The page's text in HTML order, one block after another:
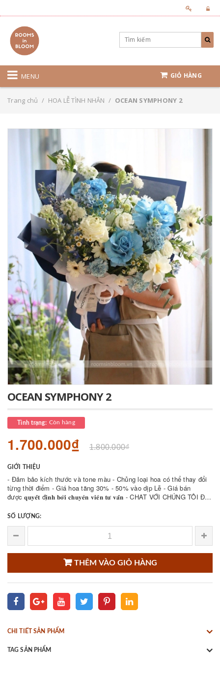
MENU GIỎ HÀNG
Trang chủ / HOA LỄ TÌNH NHÂN / OCEAN SYMPHONY 2
OCEAN SYMPHONY 2
Tình trạng: Còn hàng
1.700.000₫ 1.800.000₫
GIỚI THIỆU
- Đảm bảo kích thước và tone màu - Chủng loại hoa có thể thay đổi
từng thời điểm - Giá hoa tăng 30% - 50% vào dịp Lễ - Giá bán
được 𝐪𝐮𝐲𝐞̂́𝐭 đ𝐢̣𝐧𝐡 𝐛𝐨̛̉𝐢 𝐜𝐡𝐮𝐲𝐞̂𝐧 𝐯𝐢𝐞̂𝐧 𝐭𝐮̛ 𝐯𝐚̂́𝐧 - CHAT VỚI CHÚNG TÔI ĐỂ
SỐ LƯỢNG:
THÊM VÀO GIỎ HÀNG
CHI TIẾT SẢN PHẨM
TAG SẢN PHẨM